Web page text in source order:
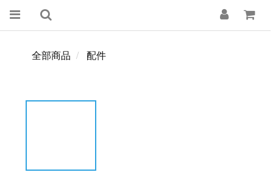
全部商品 配件